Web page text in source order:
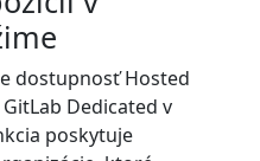
dostupnosť Hosted
Dedicated v
poskytuje